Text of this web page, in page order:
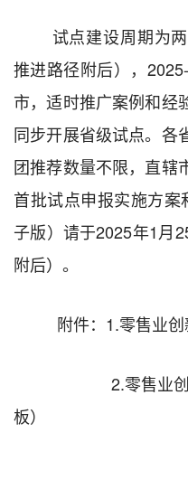
试点建设周期为两
推进路径附后）， 2025
市，适时推广案例和经
同步开展省级试点。 各
团推荐数量不限，直辖
首批试点申报实施方案
子版） 请于2025年1月
附后）。
附件： 1.零售业
2.零售业
板）